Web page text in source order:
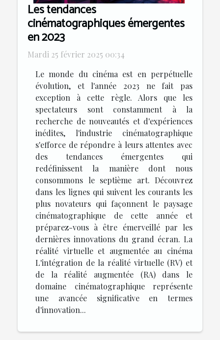
Les tendances
cinématographiques émergentes
en 2023
Mardi 25 février 2025 00:34
Le monde du cinéma est en perpétuelle
évolution, et l'année 2023 ne fait pas
exception à cette règle. Alors que les
spectateurs sont constamment à la
recherche de nouveautés et d'expériences
inédites, l'industrie cinématographique
s'efforce de répondre à leurs attentes avec
des tendances émergentes qui
redéfinissent la manière dont nous
consommons le septième art. Découvrez
dans les lignes qui suivent les courants les
plus novateurs qui façonnent le paysage
cinématographique de cette année et
préparez-vous à être émerveillé par les
dernières innovations du grand écran. La
réalité virtuelle et augmentée au cinéma
L'intégration de la réalité virtuelle (RV) et
de la réalité augmentée (RA) dans le
domaine cinématographique représente
une avancée significative en termes
d'innovation...